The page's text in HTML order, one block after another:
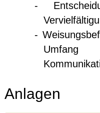
-
-
Anlagen